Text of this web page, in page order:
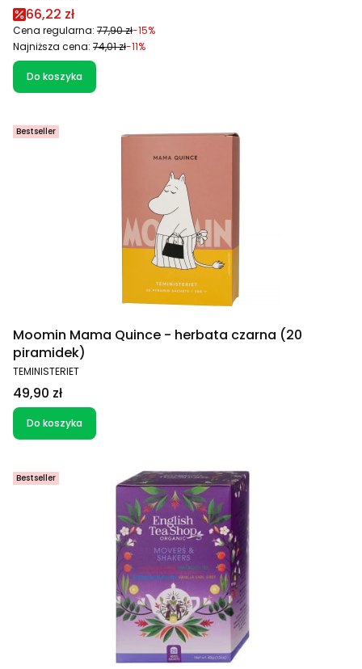
Cena promocyjna
66,22 zł
Cena regularna: 77,90 zł-15%
Najniższa cena: 74,01 zł-11%
Do koszyka
Bestseller
Moomin Mama Quince - herbata czarna (20
piramidek)
PRODUCENT
TEMINISTERIET
Cena
49,90 zł
Do koszyka
Bestseller